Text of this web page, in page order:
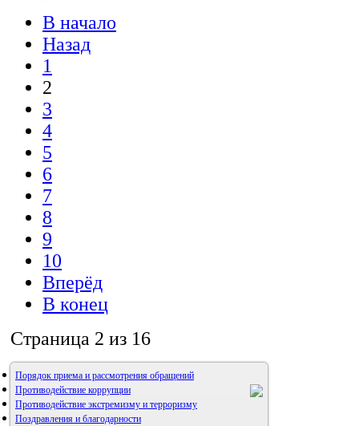
В начало
Назад
1
2
3
4
5
6
7
8
9
10
Вперёд
В конец
Страница 2 из 16
Порядок приема и рассмотрения обращений
Противодействие коррупции
Противодействие экстремизму и терроризму
Поздравления и благодарности